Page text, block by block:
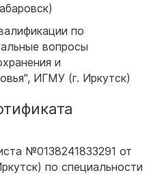
по
вопросы
и
ИГМУ (г. Иркутск)
№0138241833291 от
по специальности